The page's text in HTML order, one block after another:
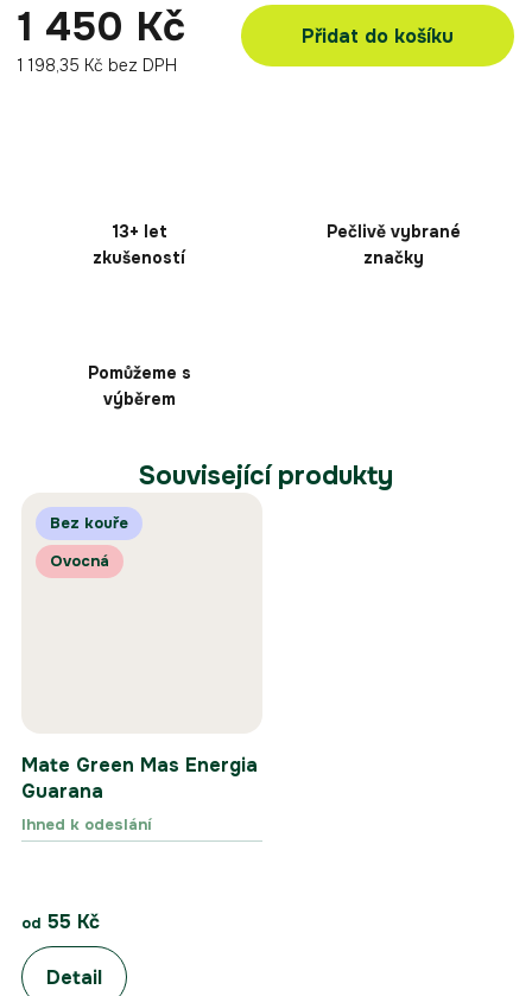
1 450 Kč
1 198,35 Kč bez DPH
Přidat do košíku
13+ let
zkušeností
Pečlivě vybrané
značky
Pomůžeme s
výběrem
Související produkty
Bez kouře
Ovocná
Mate Green Mas Energia
Guarana
Ihned k odeslání
od 55 Kč
Detail